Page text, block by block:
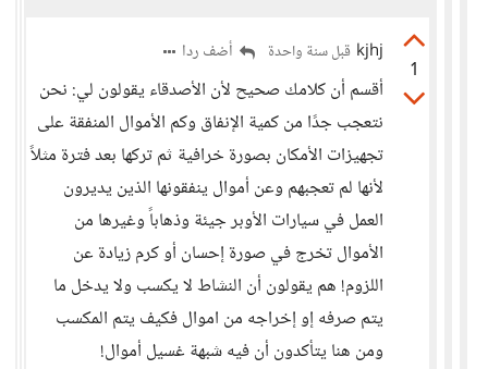
1
kjhj قبل سنة واحدة أضف ردا
أقسم أن كلامك صحيح لأن الأصدقاء يقولون لي: نحن
نتعجب جدًا من كمية الإنفاق وكم الأموال المنفقة على
تجهيزات الأمكان بصورة خرافية ثم تركها بعد فترة مثلاً
لأنها لم تعجبهم وعن أموال ينفقونها الذين يديرون
العمل في سيارات الأوبر جيئة وذهاباً وغيرها من
الأموال تخرج في صورة إحسان أو كرم زيادة عن
اللزوم! هم يقولون أن النشاط لا يكسب ولا يدخل ما
يتم صرفه إو إخراجه من اموال فكيف يتم المكسب
ومن هنا يتأكدون أن فيه شبهة غسيل أموال!